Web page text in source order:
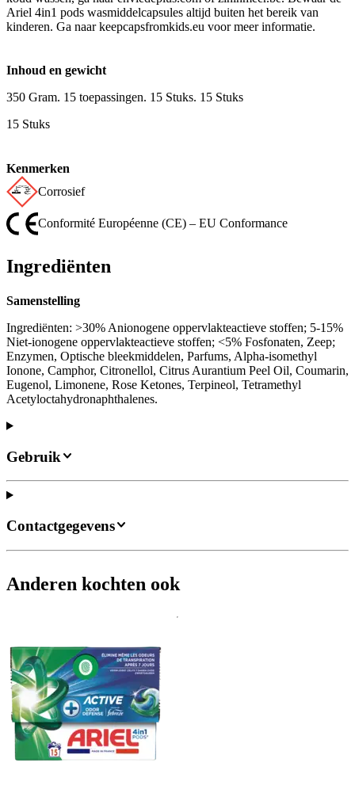
Ariel 4in1 pods wasmiddelcapsules altijd buiten het bereik van
kinderen. Ga naar keepcapsfromkids.eu voor meer informatie.
Inhoud en gewicht
350 Gram. 15 toepassingen. 15 Stuks. 15 Stuks
15 Stuks
Kenmerken
Corrosief
Conformité Européenne (CE) – EU Conformance
Ingrediënten
Samenstelling
Ingrediënten: >30% Anionogene oppervlakteactieve stoffen; 5-15%
Niet-ionogene oppervlakteactieve stoffen; <5% Fosfonaten, Zeep;
Enzymen, Optische bleekmiddelen, Parfums, Alpha-isomethyl
Ionone, Camphor, Citronellol, Citrus Aurantium Peel Oil, Coumarin,
Eugenol, Limonene, Rose Ketones, Terpineol, Tetramethyl
Acetyloctahydronaphthalenes.
Gebruik
Contactgegevens
Anderen kochten ook